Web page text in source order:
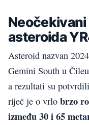
asteroida
Asteroid nazvan
Gemini South u
a rezultati su
riječ je o vrlo brzo
između 30 i 65